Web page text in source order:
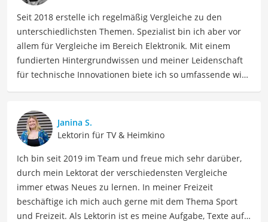
Seit 2018 erstelle ich regelmäßig Vergleiche zu den
unterschiedlichsten Themen. Spezialist bin ich aber vor
allem für Vergleiche im Bereich Elektronik. Mit einem
fundierten Hintergrundwissen und meiner Leidenschaft
für technische Innovationen biete ich so umfassende wie
detaillierte Produktvergleiche, Kaufberatungen und
technische Analysen, um Verbrauchern dabei zu helfen,
sowohl informierte Entscheidungen zu treffen als auch
die besten elektronischen Lösungen für ihre Bedürfnisse
zu finden.
Der Fernseher bis 400 Euro-Vergleich ist aus unserer Sicht
besonders empfehlenswert fürPreisbewusste Käufer.
Janina S.
Lektorin für TV & Heimkino
Ich bin seit 2019 im Team und freue mich sehr darüber,
durch mein Lektorat der verschiedensten Vergleiche
immer etwas Neues zu lernen. In meiner Freizeit
beschäftige ich mich auch gerne mit dem Thema Sport
und Freizeit. Als Lektorin ist es meine Aufgabe, Texte auf